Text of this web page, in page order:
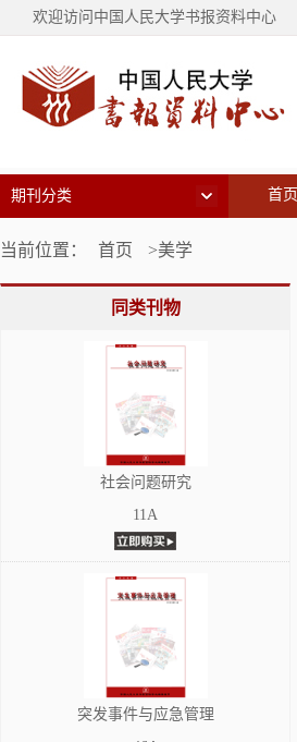
欢迎访问中国人民大学书报资料中心
期刊分类 首页
当前位置： 首页 >美学
同类刊物
社会问题研究
11A
突发事件与应急管理